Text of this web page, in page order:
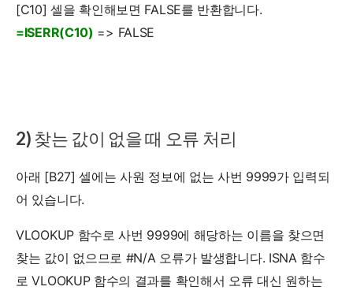
[C10] 셀을 확인해보면 FALSE를 반환합니다.
=ISERR(C10) => FALSE
2) 찾는 값이 없을 때 오류 처리
아래 [B27] 셀에는 사원 정보에 없는 사번 9999가 입력되
어 있습니다.
VLOOKUP 함수로 사번 9999에 해당하는 이름을 찾으면
찾는 값이 없으므로 #N/A 오류가 발생합니다. ISNA 함수
로 VLOOKUP 함수의 결과를 확인해서 오류 대신 원하는